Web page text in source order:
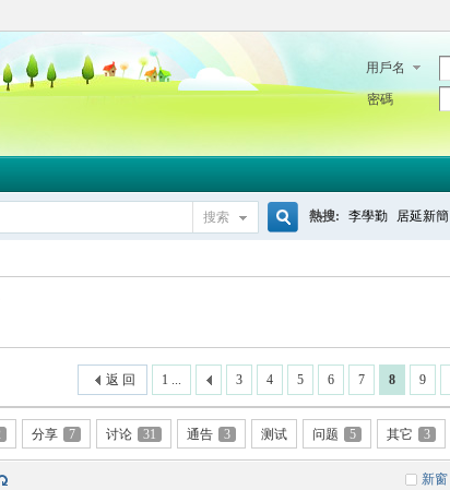
用戶名
密碼
搜索 熱搜: 李學勤 居延新簡
1 ... 3 4 5 6 7 8 9
返 回
分享 7 讨论 31 通告 3 测试 问题 5 其它 3
新窗